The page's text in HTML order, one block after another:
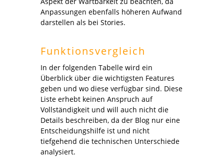
Anpassungen ebenfalls höheren Aufwand
darstellen als bei Stories.
Funktionsvergleich
In der folgenden Tabelle wird ein
Überblick über die wichtigsten Features
geben und wo diese verfügbar sind. Diese
Liste erhebt keinen Anspruch auf
Vollständigkeit und will auch nicht die
Details beschreiben, da der Blog nur eine
Entscheidungshilfe ist und nicht
tiefgehend die technischen Unterschiede
analysiert.